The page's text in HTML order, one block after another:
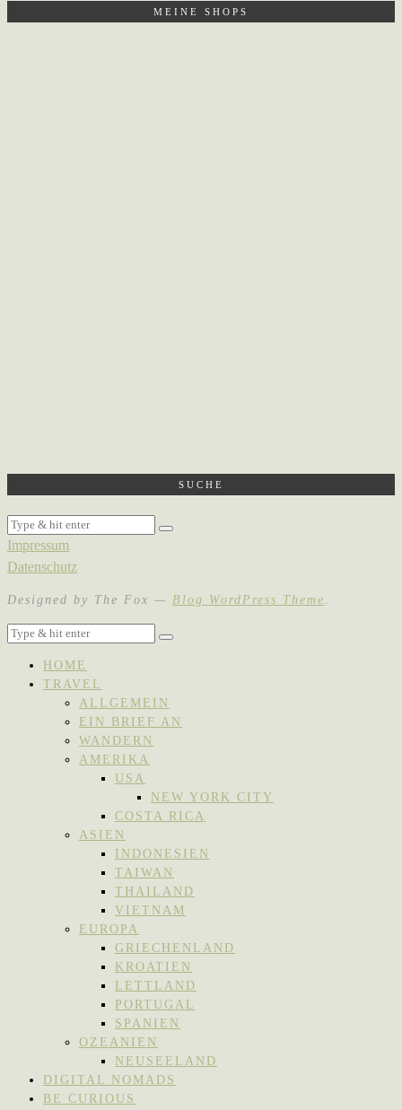
MEINE SHOPS
SUCHE
Impressum
Datenschutz
Designed by The Fox — Blog WordPress Theme .
HOME
TRAVEL
ALLGEMEIN
EIN BRIEF AN
WANDERN
AMERIKA
USA
NEW YORK CITY
COSTA RICA
ASIEN
INDONESIEN
TAIWAN
THAILAND
VIETNAM
EUROPA
GRIECHENLAND
KROATIEN
LETTLAND
PORTUGAL
SPANIEN
OZEANIEN
NEUSEELAND
DIGITAL NOMADS
BE CURIOUS